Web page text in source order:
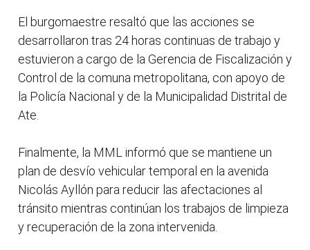
El burgomaestre resaltó que las acciones se
desarrollaron tras 24 horas continuas de trabajo y
estuvieron a cargo de la Gerencia de Fiscalización y
Control de la comuna metropolitana, con apoyo de
la Policía Nacional y de la Municipalidad Distrital de
Ate.
Finalmente, la MML informó que se mantiene un
plan de desvío vehicular temporal en la avenida
Nicolás Ayllón para reducir las afectaciones al
tránsito mientras continúan los trabajos de limpieza
y recuperación de la zona intervenida.